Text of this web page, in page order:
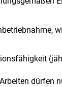
dürfen